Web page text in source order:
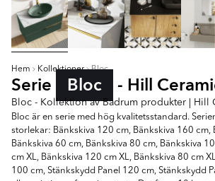
Hem Kollektioner Bloc
Serie Bloc - Hill
Bloc - Kollektion av Badrum produkter | Hill
Bloc är en serie med hög kvalitetsstandard.
storlekar: Bänkskiva 120 cm, Bänkskiva 160 cm,
Bänkskiva 60 cm, Bänkskiva 80 cm, Bänkskiva
cm XL, Bänkskiva 120 cm XL, Bänkskiva 80 cm
100 cm, Stänkskydd Panel 120 cm, Stänkskydd